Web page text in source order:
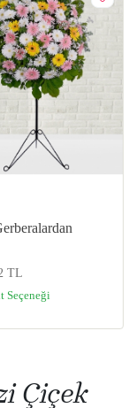
TL
Seçeneği
Çiçek